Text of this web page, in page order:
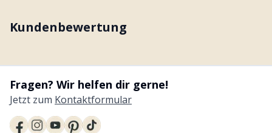
Kundenbewertung
Fragen? Wir helfen dir gerne!
Jetzt zum Kontaktformular